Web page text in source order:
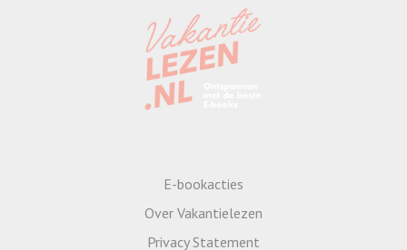
E-bookacties
Over Vakantielezen
Privacy Statement